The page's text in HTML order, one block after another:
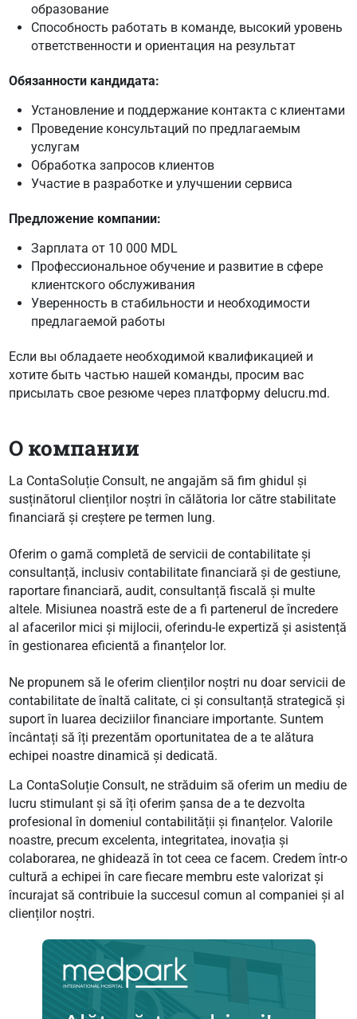
образование
Способность работать в команде, высокий уровень
ответственности и ориентация на результат
Обязанности кандидата:
Установление и поддержание контакта с клиентами
Проведение консультаций по предлагаемым
услугам
Обработка запросов клиентов
Участие в разработке и улучшении сервиса
Предложение компании:
Зарплата от 10 000 MDL
Профессиональное обучение и развитие в сфере
клиентского обслуживания
Уверенность в стабильности и необходимости
предлагаемой работы
Если вы обладаете необходимой квалификацией и
хотите быть частью нашей команды, просим вас
присылать свое резюме через платформу delucru.md.
О компании
La ContaSoluție Consult, ne angajăm să fim ghidul și
susținătorul clienților noștri în călătoria lor către stabilitate
financiară și creștere pe termen lung.
Oferim o gamă completă de servicii de contabilitate și
consultanță, inclusiv contabilitate financiară și de gestiune,
raportare financiară, audit, consultanță fiscală și multe
altele. Misiunea noastră este de a fi partenerul de încredere
al afacerilor mici și mijlocii, oferindu-le expertiză și asistență
în gestionarea eficientă a finanțelor lor.
Ne propunem să le oferim clienților noștri nu doar servicii de
contabilitate de înaltă calitate, ci și consultanță strategică și
suport în luarea deciziilor financiare importante. Suntem
încântați să îți prezentăm oportunitatea de a te alătura
echipei noastre dinamică și dedicată.
La ContaSoluție Consult, ne străduim să oferim un mediu de
lucru stimulant și să îți oferim șansa de a te dezvolta
profesional în domeniul contabilității și finanțelor. Valorile
noastre, precum excelenta, integritatea, inovația și
colaborarea, ne ghidează în tot ceea ce facem. Credem într-o
cultură a echipei în care fiecare membru este valorizat și
încurajat să contribuie la succesul comun al companiei și al
clienților noștri.